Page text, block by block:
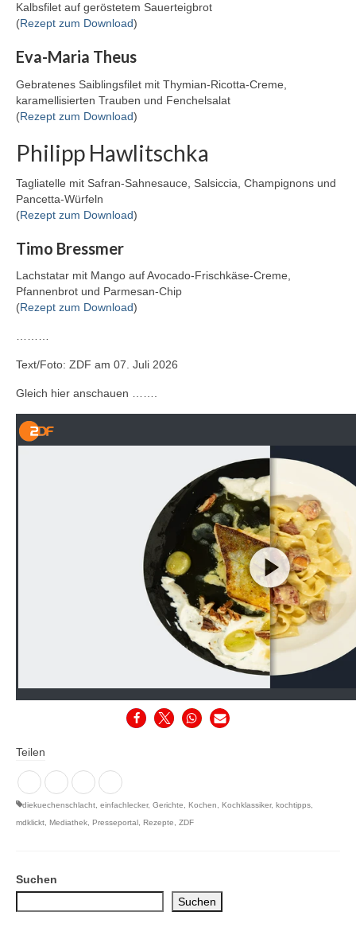
Kalbsfilet auf geröstetem Sauerteigbrot
(Rezept zum Download)
Eva-Maria Theus
Gebratenes Saiblingsfilet mit Thymian-Ricotta-Creme,
karamellisierten Trauben und Fenchelsalat
(Rezept zum Download)
Philipp Hawlitschka
Tagliatelle mit Safran-Sahnesauce, Salsiccia, Champignons und
Pancetta-Würfeln
(Rezept zum Download)
Timo Bressmer
Lachstatar mit Mango auf Avocado-Frischkäse-Creme,
Pfannenbrot und Parmesan-Chip
(Rezept zum Download)
Text/Foto: ZDF am 07. Juli 2026
Gleich hier anschauen …….
Teilen
diekuechenschlacht einfachlecker, Gerichte Kochen Kochklassiker, kochtipps
mdklickt Mediathek Presseportal Rezepte ZDF
Suchen
Suchen